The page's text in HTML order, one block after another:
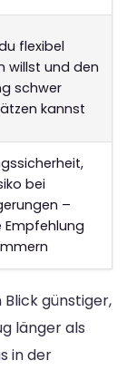
flexibel
willst und den
schwer
kannst
bei
–
Empfehlung
günstiger,
länger als
in der